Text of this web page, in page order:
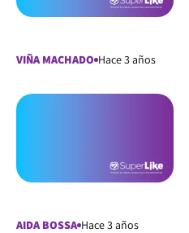
VIÑA MACHADO Hace 3 años
AIDA BOSSA Hace 3 años